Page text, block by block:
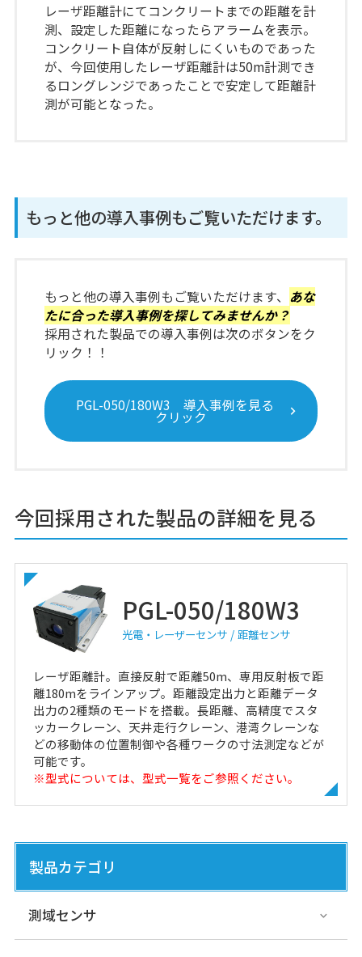
レーザ距離計にてコンクリートまでの距離を計
測、設定した距離になったらアラームを表示。
コンクリート自体が反射しにくいものであった
が、今回使用したレーザ距離計は50m計測でき
るロングレンジであったことで安定して距離計
測が可能となった。
もっと他の導入事例もご覧いただけます。
もっと他の導入事例もご覧いただけます、 あな
たに合った導入事例を探してみませんか？
採用された製品での導入事例は次のボタンをク
リック！！
PGL-050/180W3 導入事例を見る
クリック
今回採用された製品の詳細を見る
PGL-050/180W3
光電・レーザーセンサ 距離センサ
レーザ距離計。直接反射で距離50m、専用反射板で距
離180mをラインアップ。距離設定出力と距離データ
出力の2種類のモードを搭載。長距離、高精度でスタ
ッカークレーン、天井走行クレーン、港湾クレーンな
どの移動体の位置制御や各種ワークの寸法測定などが
可能です。
※型式については、型式一覧をご参照ください。
製品カテゴリ
測域センサ